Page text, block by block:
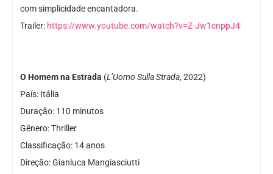
com simplicidade encantadora.
Trailer: https://www.youtube.com/watch?v=Z-Jw1cnppJ4
O Homem na Estrada (L’Uomo Sulla Strada, 2022)
País: Itália
Duração: 110 minutos
Gênero: Thriller
Classificação: 14 anos
Direção: Gianluca Mangiasciutti